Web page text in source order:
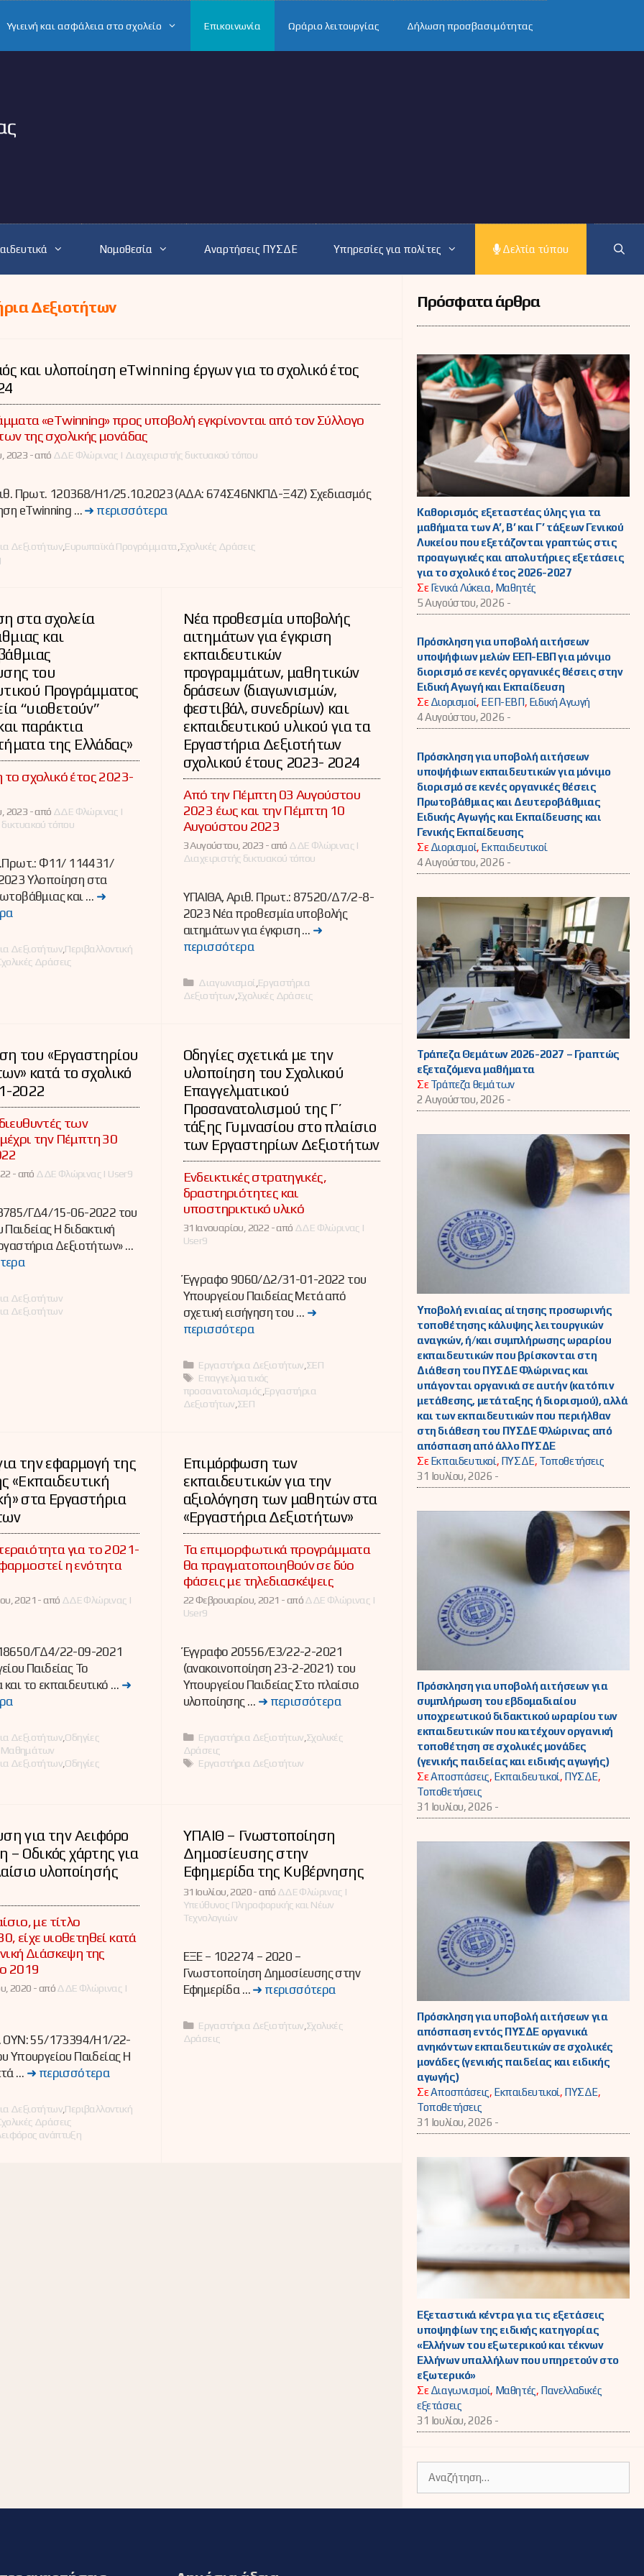
Υγιεινή και ασφάλεια στο σχολείο Επικοινωνία Ωράριο λειτουργίας Δήλωση προσβασιμότητας
Νομοθεσία Αναρτήσεις ΠΥΣΔΕ Υπηρεσίες για πολίτες Δελτία τύπου
Δεξιοτήτων
και υλοποίηση eTwinning έργων για το σχολικό έτος
«eTwinning» προς υποβολή εγκρίνονται από τον Σύλλογο
της σχολικής μονάδας
2023 -από ΔΔΕ Φλώρινας | Διαχειριστής δικτυακού τόπου
Πρωτ. 120368/Η1/25.10.2023 (ΑΔΑ: 674Σ46ΝΚΠΔ-Ξ4Ζ) Σχεδιασμός
eTwinning … ➜ περισσότερα
Δεξιοτήτων Ευρωπαϊκά Προγράμματα Σχολικές Δράσεις
στα σχολεία
και
του
Προγράμματος
“υιοθετούν”
παράκτια
της Ελλάδας»
το σχολικό έτος 2023-
2023 -από ΔΔΕ Φλώρινας |
δικτυακού τόπου
Φ11/ 114431/
Υλοποίηση στα
και … ➜
Δεξιοτήτων Περιβαλλοντική
Δράσεις
Νέα προθεσμία υποβολής
αιτημάτων για έγκριση
εκπαιδευτικών
προγραμμάτων, μαθητικών
δράσεων (διαγωνισμών,
φεστιβάλ, συνεδρίων) και
εκπαιδευτικού υλικού για τα
Εργαστήρια Δεξιοτήτων
σχολικού έτους 2023- 2024
Από την Πέμπτη 03 Αυγούστου
2023 έως και την Πέμπτη 10
Αυγούστου 2023
3 Αυγούστου, 2023 -από ΔΔΕ Φλώρινας |
Διαχειριστής δικτυακού τόπου
ΥΠΑΙΘΑ, Αριθ. Πρωτ.: 87520/Δ7/2-8-
2023 Νέα προθεσμία υποβολής
αιτημάτων για έγκριση … ➜
περισσότερα
Κατηγορίες
Διαγωνισμοί Εργαστήρια
Δεξιοτήτων Σχολικές Δράσεις
του «Εργαστηρίου
κατά το σχολικό
2022
των
την Πέμπτη 30
-από ΔΔΕ Φλώρινας | User9
ΓΔ4/15-06-2022 του
Η διδακτική
Δεξιοτήτων» …
Δεξιοτήτων
Δεξιοτήτων
Οδηγίες σχετικά με την
υλοποίηση του Σχολικού
Επαγγελματικού
Προσανατολισμού της Γ’
τάξης Γυμνασίου στο πλαίσιο
των Εργαστηρίων Δεξιοτήτων
Ενδεικτικές στρατηγικές,
δραστηριότητες και
υποστηρικτικό υλικό
31 Ιανουαρίου, 2022 -από ΔΔΕ Φλώρινας |
User9
Έγγραφο 9060/Δ2/31-01-2022 του
Υπουργείου Παιδείας Μετά από
σχετική εισήγηση του … ➜
περισσότερα
Κατηγορίες
Εργαστήρια Δεξιοτήτων ΣΕΠ
Ετικέτες
Επαγγελματικός
προσανατολισμός Εργαστήρια
Δεξιοτήτων ΣΕΠ
την εφαρμογή της
«Εκπαιδευτική
στα Εργαστήρια
για το 2021-
η ενότητα
2021 -από ΔΔΕ Φλώρινας |
ΓΔ4/22-09-2021
Παιδείας Το
το εκπαιδευτικό … ➜
Δεξιοτήτων Οδηγίες
Μαθημάτων
Δεξιοτήτων Οδηγίες
Επιμόρφωση των
εκπαιδευτικών για την
αξιολόγηση των μαθητών στα
«Εργαστήρια Δεξιοτήτων»
Τα επιμορφωτικά προγράμματα
θα πραγματοποιηθούν σε δύο
φάσεις με τηλεδιασκέψεις
22 Φεβρουαρίου, 2021 -απόΔΔΕ Φλώρινας |
User9
Έγγραφο 20556/Ε3/22-2-2021
(ανακοινοποίηση 23-2-2021) του
Υπουργείου Παιδείας Στο πλαίσιο
υλοποίησης … ➜ περισσότερα
Κατηγορίες
Εργαστήρια Δεξιοτήτων Σχολικές
Δράσεις
Ετικέτες
Εργαστήρια Δεξιοτήτων
για την Αειφόρο
– Οδικός χάρτης για
υλοποίησής
με τίτλο
είχε υιοθετηθεί κατά
Διάσκεψη της
2019
2020 -απόΔΔΕ Φλώρινας |
ΟΥΝ: 55/173394/Η1/22-
Υπουργείου Παιδείας Η
… ➜ περισσότερα
Δεξιοτήτων Περιβαλλοντική
Δράσεις
ανάπτυξη
ΥΠΑΙΘ – Γνωστοποίηση
Δημοσίευσης στην
Εφημερίδα της Κυβέρνησης
31 Ιουλίου, 2020 -από ΔΔΕ Φλώρινας |
Υπεύθυνος Πληροφορικής και Νέων
Τεχνολογιών
ΕΞΕ – 102274 – 2020 –
Γνωστοποίηση Δημοσίευσης στην
Εφημερίδα … ➜ περισσότερα
Κατηγορίες
Εργαστήρια Δεξιοτήτων Σχολικές
Δράσεις
Πρόσφατα άρθρα
Καθορισμός εξεταστέας ύλης για τα
μαθήματα των Α’, Β’ και Γ’ τάξεων Γενικού
Λυκείου που εξετάζονται γραπτώς στις
προαγωγικές και απολυτήριες εξετάσεις
για το σχολικό έτος 2026-2027
ΣεΓενικά Λύκεια, Μαθητές
5 Αυγούστου, 2026 -
Πρόσκληση για υποβολή αιτήσεων
υποψήφιων μελών ΕΕΠ-ΕΒΠ για μόνιμο
διορισμό σε κενές οργανικές θέσεις στην
Ειδική Αγωγή και Εκπαίδευση
ΣεΔιορισμοί, ΕΕΠ-ΕΒΠ, Ειδική Αγωγή
4 Αυγούστου, 2026 -
Πρόσκληση για υποβολή αιτήσεων
υποψήφιων εκπαιδευτικών για μόνιμο
διορισμό σε κενές οργανικές θέσεις
Πρωτοβάθμιας και Δευτεροβάθμιας
Ειδικής Αγωγής και Εκπαίδευσης και
Γενικής Εκπαίδευσης
ΣεΔιορισμοί, Εκπαιδευτικοί
4 Αυγούστου, 2026 -
Τράπεζα Θεμάτων 2026-2027 – Γραπτώς
εξεταζόμενα μαθήματα
ΣεΤράπεζα θεμάτων
2 Αυγούστου, 2026 -
Υποβολή ενιαίας αίτησης προσωρινής
τοποθέτησης κάλυψης λειτουργικών
αναγκών, ή/και συμπλήρωσης ωραρίου
εκπαιδευτικών που βρίσκονται στη
Διάθεση του ΠΥΣΔΕ Φλώρινας και
υπάγονται οργανικά σε αυτήν (κατόπιν
μετάθεσης, μετάταξης ή διορισμού), αλλά
και των εκπαιδευτικών που περιήλθαν
στη διάθεση του ΠΥΣΔΕ Φλώρινας από
απόσπαση από άλλο ΠΥΣΔΕ
ΣεΕκπαιδευτικοί, ΠΥΣΔΕ, Τοποθετήσεις
31 Ιουλίου, 2026 -
Πρόσκληση για υποβολή αιτήσεων για
συμπλήρωση του εβδομαδιαίου
υποχρεωτικού διδακτικού ωραρίου των
εκπαιδευτικών που κατέχουν οργανική
τοποθέτηση σε σχολικές μονάδες
(γενικής παιδείας και ειδικής αγωγής)
ΣεΑποσπάσεις, Εκπαιδευτικοί, ΠΥΣΔΕ,
Τοποθετήσεις
31 Ιουλίου, 2026 -
Πρόσκληση για υποβολή αιτήσεων για
απόσπαση εντός ΠΥΣΔΕ οργανικά
ανηκόντων εκπαιδευτικών σε σχολικές
μονάδες (γενικής παιδείας και ειδικής
αγωγής)
ΣεΑποσπάσεις, Εκπαιδευτικοί, ΠΥΣΔΕ,
Τοποθετήσεις
31 Ιουλίου, 2026 -
Εξεταστικά κέντρα για τις εξετάσεις
υποψηφίων της ειδικής κατηγορίας
«Ελλήνων του εξωτερικού και τέκνων
Ελλήνων υπαλλήλων που υπηρετούν στο
εξωτερικό»
ΣεΔιαγωνισμοί, Μαθητές, Πανελλαδικές
εξετάσεις
31 Ιουλίου, 2026 -
για: